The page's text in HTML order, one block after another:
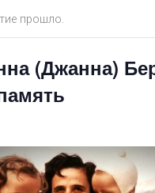
прошло.
(Джанна)